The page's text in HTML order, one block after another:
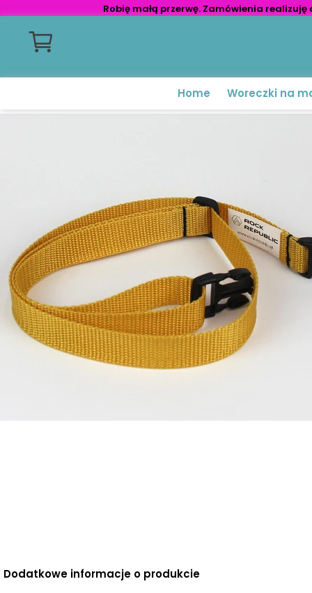
Robię małą przerwę. Zamówienia
Home Woreczki na
Dodatkowe informacje o produkcie